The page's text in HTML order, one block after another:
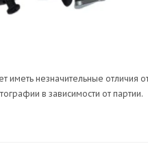
иметь незначительные отличия
в зависимости от партии.